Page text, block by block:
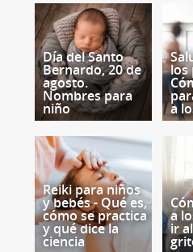
Día del Santo
Bernardo, 20 de
agosto.
Nombres para
niño
los
a
Reiki para niños
y bebés - Qué es,
cómo se practica
y qué dice la
ciencia
a
ir